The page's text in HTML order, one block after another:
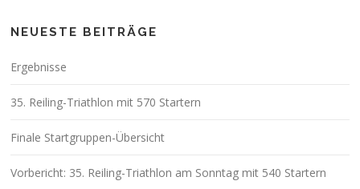
NEUESTE BEITRÄGE
Ergebnisse
35. Reiling-Triathlon mit 570 Startern
Finale Startgruppen-Übersicht
Vorbericht: 35. Reiling-Triathlon am Sonntag mit 540 Startern